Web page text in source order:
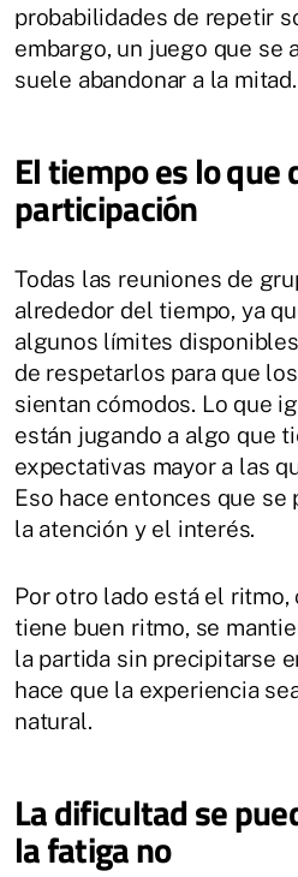
probabilidades de repetir
embargo, un juego que se
suele abandonar a la mitad.
El tiempo es lo
participación
Todas las reuniones de
alrededor del tiempo, ya
algunos límites
de respetarlos para que
sientan cómodos. Lo que
están jugando a algo que
expectativas mayor a las
Eso hace entonces que se
la atención y el interés.
Por otro lado está el ritmo,
tiene buen ritmo, se
la partida sin precipitarse
hace que la experiencia
natural.
La dificultad se
la fatiga no